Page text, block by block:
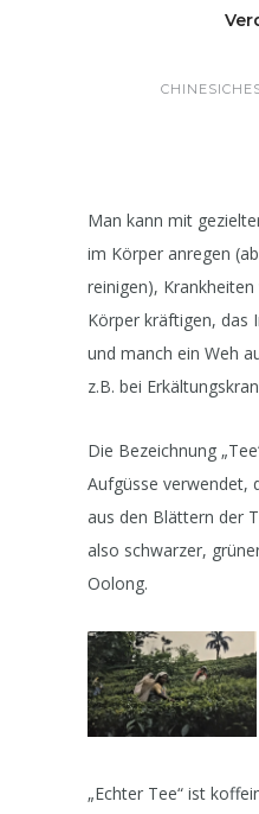
Man kann mit
im Körper anregen
reinigen),
Körper kräftigen, das
und manch ein Weh
z.B. bei
Die Bezeichnung
Aufgüsse verwendet,
aus den Blättern der
also schwarzer,
Oolong.
„Echter Tee“ ist